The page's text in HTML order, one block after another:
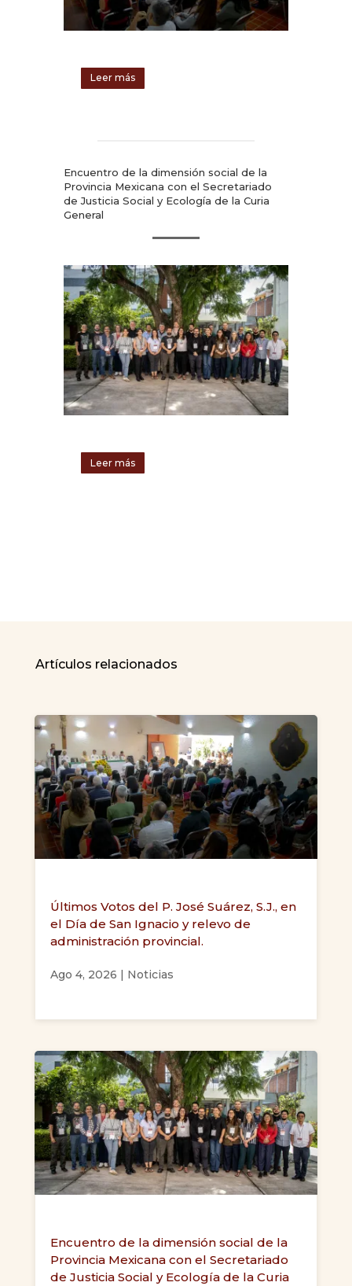
Leer más
Encuentro de la dimensión social de la
Provincia Mexicana con el Secretariado
de Justicia Social y Ecología de la Curia
General
Leer más
Artículos relacionados
Últimos Votos del P. José Suárez, S.J., en
el Día de San Ignacio y relevo de
administración provincial.
Ago 4, 2026 | Noticias
Encuentro de la dimensión social de la
Provincia Mexicana con el Secretariado
de Justicia Social y Ecología de la Curia